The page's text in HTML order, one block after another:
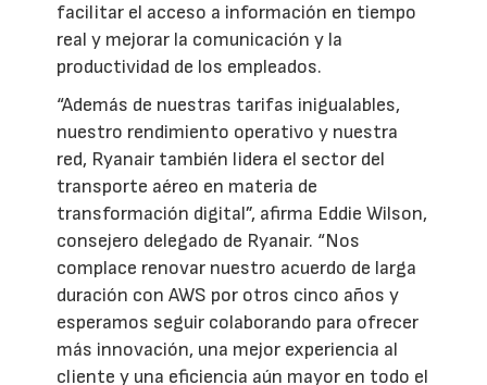
facilitar el acceso a información en tiempo
real y mejorar la comunicación y la
productividad de los empleados.
“Además de nuestras tarifas inigualables,
nuestro rendimiento operativo y nuestra
red, Ryanair también lidera el sector del
transporte aéreo en materia de
transformación digital”, afirma Eddie Wilson,
consejero delegado de Ryanair. “Nos
complace renovar nuestro acuerdo de larga
duración con AWS por otros cinco años y
esperamos seguir colaborando para ofrecer
más innovación, una mejor experiencia al
cliente y una eficiencia aún mayor en todo el